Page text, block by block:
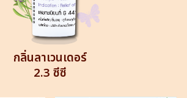
กลิ่นลาเวนเดอร์
2.3 ซีซี